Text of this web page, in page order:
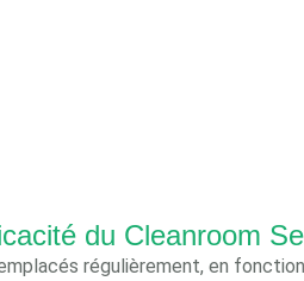
du Cleanroom
régulièrement, en